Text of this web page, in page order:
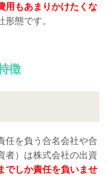
用もあまりかけたくな
態です。
徴
任を負う合名会社や合
者）は株式会社の出資
でしか責任を負いませ